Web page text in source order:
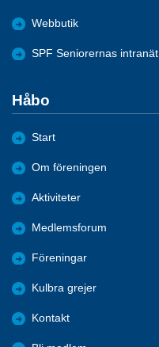
Webbutik
SPF Seniorernas intranät
Håbo
Start
Om föreningen
Aktiviteter
Medlemsforum
Föreningar
Kulbra grejer
Kontakt